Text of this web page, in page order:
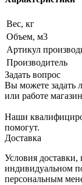
Вес, кг
Объем, м3
Артикул
Производитель
Задать вопрос
Вы можете задать
или работе
Наши
помогут.
Доставка
Условия доставки,
индивидуальном
персональным